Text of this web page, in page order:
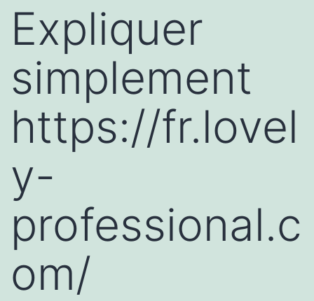
Expliquer
simplement
https://fr.lovel
y-
professional.c
om/